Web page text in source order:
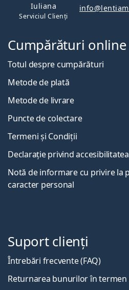
Iuliana
Serviciul Clienți
Cumpărături online
Totul despre cumpărături
Metode de plată
Metode de livrare
Puncte de colectare
Termeni și Condiții
Declarație privind
Notă de informare cu privire la
caracter personal
Suport clienți
Întrebări frecvente (FAQ)
Returnarea bunurilor în termen